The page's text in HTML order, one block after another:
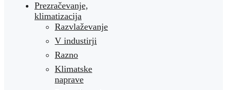
Prezračevanje,
klimatizacija
Razvlaževanje
V industirji
Razno
Klimatske
naprave